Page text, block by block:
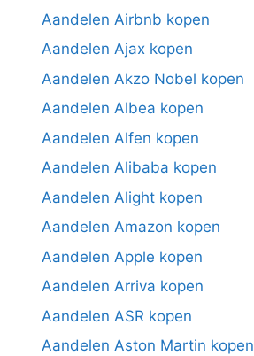
Aandelen Airbnb kopen
Aandelen Ajax kopen
Aandelen Akzo Nobel kopen
Aandelen Albea kopen
Aandelen Alfen kopen
Aandelen Alibaba kopen
Aandelen Alight kopen
Aandelen Amazon kopen
Aandelen Apple kopen
Aandelen Arriva kopen
Aandelen ASR kopen
Aandelen Aston Martin kopen